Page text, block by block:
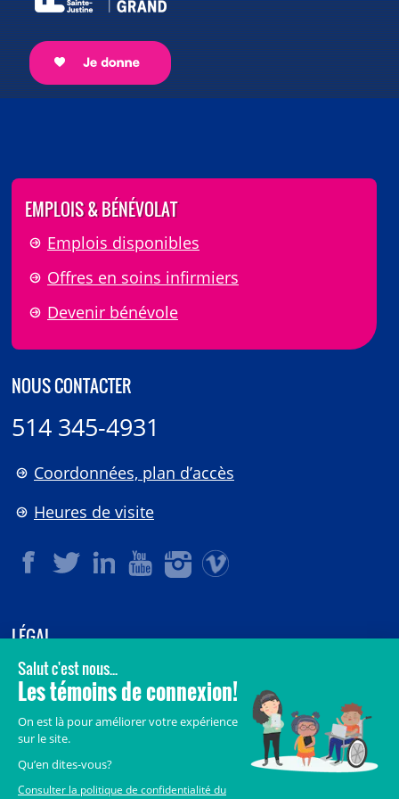
EMPLOIS & BÉNÉVOLAT
Emplois disponibles
Offres en soins infirmiers
Devenir bénévole
NOUS CONTACTER
514 345-4931
Coordonnées, plan d’accès
Heures de visite
LÉGAL
© 2006-2026CHU Sainte-Justine.
Tous droits réservés.
Crédits
Accès aux documents des organismes publics